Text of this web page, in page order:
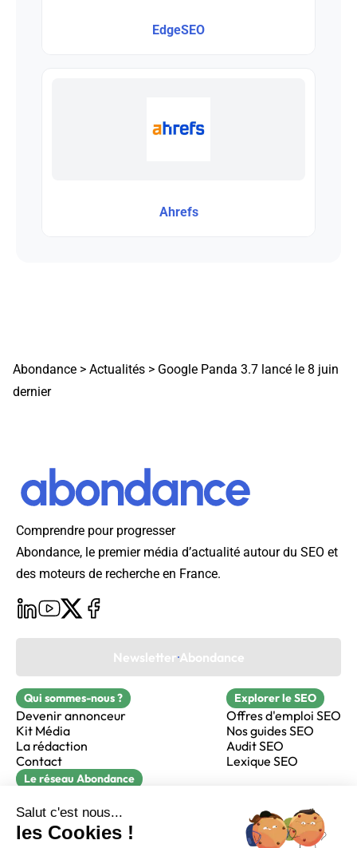
EdgeSEO
Ahrefs
Abondance > Actualités > Google Panda 3.7 lancé le 8 juin
dernier
Comprendre pour progresser
Abondance, le premier média d’actualité autour du SEO et
des moteurs de recherche en France.
Newsletter Abondance
Qui sommes-nous ?
Devenir annonceur
Kit Média
La rédaction
Contact
Explorer le SEO
Offres d'emploi SEO
Nos guides SEO
Audit SEO
Lexique SEO
Le réseau Abondance
Réacteur
alfie formation